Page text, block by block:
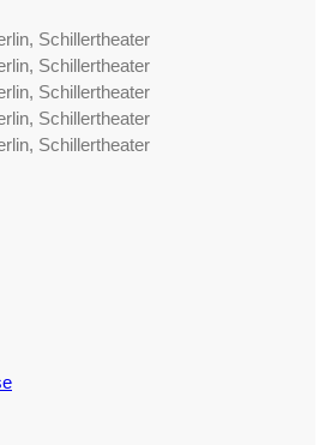
Schillertheater
Schillertheater
Schillertheater
Schillertheater
Schillertheater